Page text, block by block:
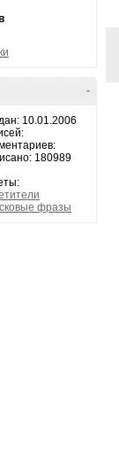
-
10.01.2006
180989
фразы